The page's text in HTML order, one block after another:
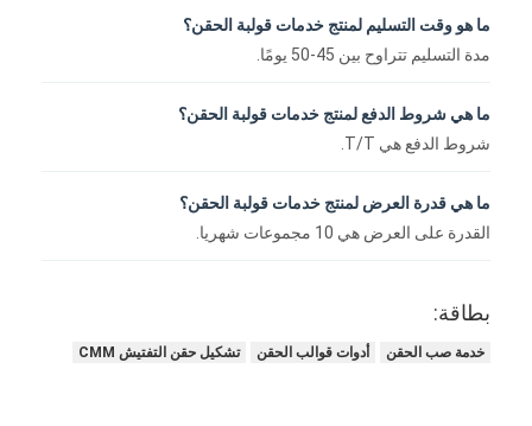
ما هو وقت التسليم لمنتج خدمات قولبة الحقن؟
مدة التسليم تتراوح بين 45-50 يومًا.
ما هي شروط الدفع لمنتج خدمات قولبة الحقن؟
شروط الدفع هي T/T.
ما هي قدرة العرض لمنتج خدمات قولبة الحقن؟
القدرة على العرض هي 10 مجموعات شهريا.
بطاقة:
خدمة صب الحقن أدوات قوالب الحقن تشكيل حقن التفتيش CMM